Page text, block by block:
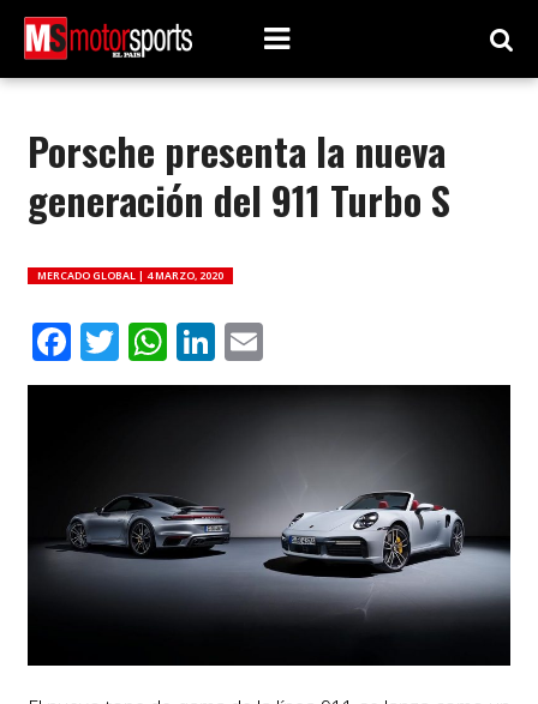
Porsche presenta la nueva
generación del 911 Turbo S
MERCADO GLOBAL | 4 MARZO, 2020
Facebook
Twitter
WhatsApp
LinkedIn
Email